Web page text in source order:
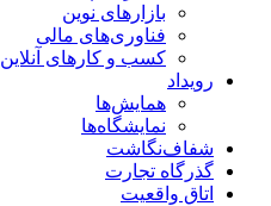
بازارهای نوین
فناوری‌های مالی
کسب و کارهای آنلاین
رویداد
همایش‌ها
نمایشگاه‌ها
شفاف‌نگاشت
گذرگاه تجارت
اتاق واقعیت